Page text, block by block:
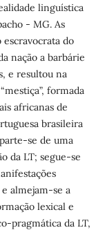
linguística
- MG. As
escravocrata do
nação a barbárie
e resultou na
formada
africanas de
brasileira
se de uma
da LT; segue-se
almejam-se a
lexical e
pragmática da LT,